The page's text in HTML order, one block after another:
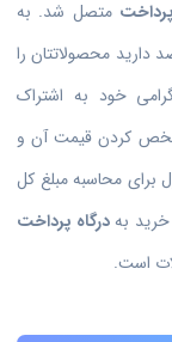
متصل شد. به
دارید محصولاتتان را
خود به اشتراک
مشخص کردن قیمت آن و
برای محاسبه مبلغ کل
بهدرگاه پرداخت
است.